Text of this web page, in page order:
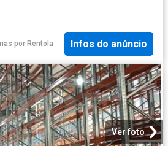
por Rentola Infos do anúncio
Ver foto